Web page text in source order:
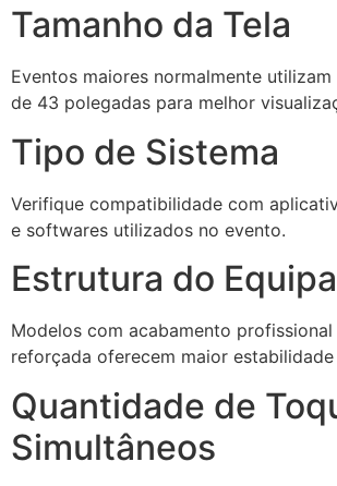
Tamanho da Tela
Eventos maiores normalmente
de 43 polegadas para melhor
Tipo de Sistema
Verifique compatibilidade com
e softwares utilizados no evento.
Estrutura do
Modelos com acabamento profissional
reforçada oferecem maior estabilidade
Quantidade de
Simultâneos